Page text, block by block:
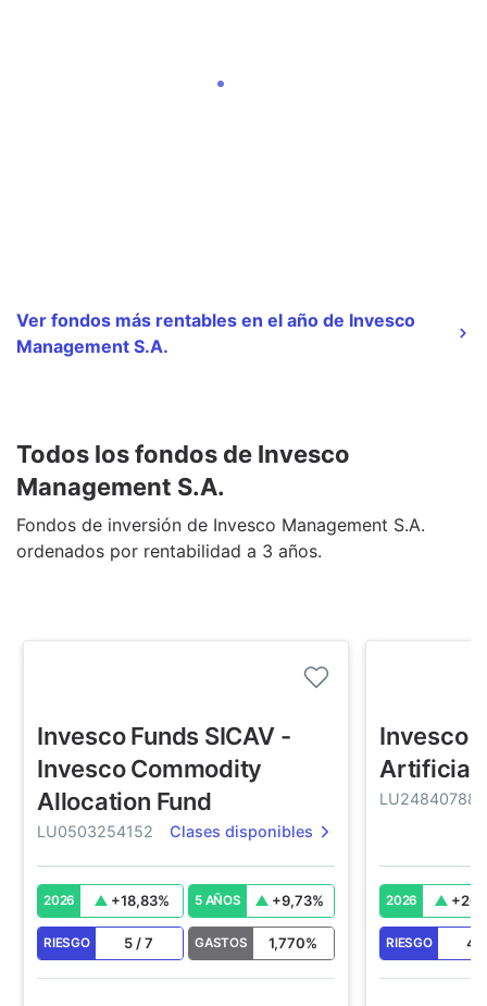
Ver fondos más rentables en el año de Invesco
Management S.A.
Todos los fondos de Invesco
Management S.A.
Fondos de inversión de Invesco Management S.A.
ordenados por rentabilidad a 3 años.
Invesco Funds SICAV -
Invesco Commodity
Allocation Fund
LU0503254152 Clases disponibles
2026 +18,83% 5 AÑOS +9,73%
RIESGO 5 /7 GASTOS 1,770%
Invesco
Artificial
2026 +
RIESGO 4